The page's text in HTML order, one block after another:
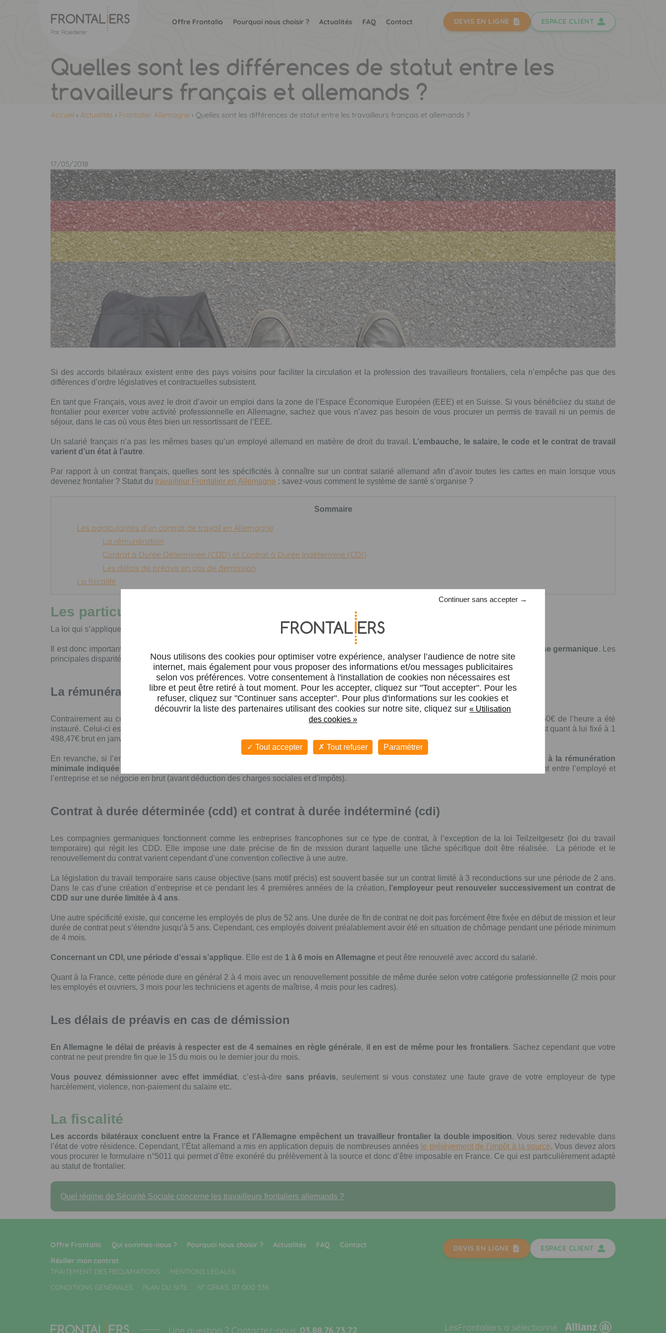
Offre Frontalio Pourquoi nous choisir ? Actualités FAQ Contact DEVIS EN LIGNE ESPACE CLIENT
Quelles sont les différences de statut entre les
travailleurs français et allemands ?
Accueil › Actualités › Frontalier Allemagne › Quelles sont les différences de statut entre les travailleurs français et allemands ?
17/05/2018
Si des accords bilatéraux existent entre des pays voisins pour faciliter la circulation et la profession des travailleurs frontaliers, cela n’empêche pas que des
différences d’ordre législatives et contractuelles subsistent.
En tant que Français, vous avez le droit d’avoir un emploi dans la zone de l’Espace Économique Européen (EEE) et en Suisse. Si vous bénéficiiez du statut de
frontalier pour exercer votre activité professionnelle en Allemagne, sachez que vous n’avez pas besoin de vous procurer un permis de travail ni un permis de
séjour, dans le cas où vous êtes bien un ressortissant de l’EEE.
Un salarié français n’a pas les mêmes bases qu’un employé allemand en matière de droit du travail. L’embauche, le salaire, le code et le contrat de travail
varient d’un état à l’autre.
Par rapport à un contrat français, quelles sont les spécificités à connaître sur un contrat salarié allemand afin d’avoir toutes les cartes en main lorsque vous
devenez frontalier ? Statut du travailleur Frontalier en Allemagne : savez-vous comment le système de santé s’organise ?
Sommaire
Les particularités d’un contrat de travail en Allemagne
La rémunération
Contrat à Durée Déterminée (CDD) et Contrat à Durée Indéterminé (CDI)
Les délais de préavis en cas de démission
La fiscalité
Les particularités d’un contrat de travail en Allemagne
La loi qui s’applique pour un frontalier exerçant une activité salariale en Allemagne et qui est domicilié en France, est la loi allemande.
Il est donc important pour un frontalier de s’informer des différences entre les deux pays avant d’accepter un poste dans une entreprise germanique. Les
principales disparités sont les suivantes :
la rémunération
Contrairement au code du travail français, avant 2015 il n’y avait pas de salaire minimum établi. Mais depuis, un salaire minimum de 8,50€ de l’heure a été
instauré. Celui-ci est passé à 8,84€ par heure en 2018. En France, le Salaire Minimum Interprofessionnel de Croissance (SMIC) mensuel est quant à lui fixé à 1
498,47€ brut en janvier 2018.
En revanche, si l’entreprise germanique est rattachée à des accords de branche, le minimum varie.
Votre salaire ne peut être inférieur à la rémunération
minimale indiquée dans la convention collective
qui concerne le secteur d’activité de la société. La rémunération se fait individuellement entre l’employé et
l’entreprise et se négocie en brut (avant déduction des charges sociales et d’impôts).
contrat à durée déterminée (cdd) et contrat à durée indéterminé (cdi)
Les compagnies germaniques fonctionnent comme les entreprises francophones sur ce type de contrat, à l’exception de la loi Teilzeitgesetz (loi du travail
temporaire) qui régit les CDD. Elle impose une date précise de fin de mission durant laquelle une tâche spécifique doit être réalisée. La période et le
renouvellement du contrat varient cependant d’une convention collective à une autre.
La législation du travail temporaire sans cause objective (sans motif précis) est souvent basée sur un contrat limité à 3 reconductions sur une période de 2 ans.
Dans le cas d’une création d’entreprise et ce pendant les 4 premières années de la création,
l’employeur peut renouveler successivement un contrat de
CDD sur une durée limitée à 4 ans.
Une autre spécificité existe, qui concerne les employés de plus de 52 ans. Une durée de fin de contrat ne doit pas forcément être fixée en début de mission et leur
durée de contrat peut s’étendre jusqu’à 5 ans. Cependant, ces employés doivent préalablement avoir été en situation de chômage pendant une période minimum
de 4 mois.
Concernant un CDI, une période d’essai s’applique. Elle est de 1 à 6 mois en Allemagne et peut être renouvelé avec accord du salarié.
Quant à la France, cette période dure en général 2 à 4 mois avec un renouvellement possible de même durée selon votre catégorie professionnelle (2 mois pour
les employés et ouvriers, 3 mois pour les techniciens et agents de maîtrise, 4 mois pour les cadres).
les délais de préavis en cas de démission
En Allemagne le délai de préavis à respecter est de 4 semaines en règle générale, il en est de même pour les frontaliers. Sachez cependant que votre
contrat ne peut prendre fin que le 15 du mois ou le dernier jour du mois.
Vous pouvez démissionner avec effet immédiat, c’est-à-dire sans préavis, seulement si vous constatez une faute grave de votre employeur de type
harcèlement, violence, non-paiement du salaire etc.
La fiscalité
Les accords bilatéraux concluent entre la France et l’Allemagne empêchent un travailleur frontalier la double imposition. Vous serez redevable dans
l’état de votre résidence. Cependant, l’État allemand a mis en application depuis de nombreuses années le prélèvement de l’impôt à la source. Vous devez alors
vous procurer le formulaire n°5011 qui permet d’être exonéré du prélèvement à la source et donc d’être imposable en France. Ce qui est particulièrement adapté
au statut de frontalier.
Quel régime de Sécurité Sociale concerne les travailleurs frontaliers allemands ?
Offre Frontalio Qui sommes-nous ? Pourquoi nous choisir ? Actualités FAQ
Contact
Résilier mon contrat
TRAITEMENT DES RÉCLAMATIONS
MENTIONS LÉGALES
CONDITIONS GÉNÉRALES
PLAN DU SITE N° ORIAS: 07 000 336
DEVIS EN LIGNE ESPACE CLIENT
Une question ? Contactez-nous. 03.88.76.73.72 LesFrontaliers a sélectionné
Nous utilisons des cookies pour optimiser votre expérience, analyser l’audience de notre site
internet, mais également pour vous proposer des informations et/ou messages publicitaires
selon vos préférences. Votre consentement à l'installation de cookies non nécessaires est
libre et peut être retiré à tout moment. Pour les accepter, cliquez sur "Tout accepter". Pour les
refuser, cliquez sur "Continuer sans accepter". Pour plus d'informations sur les cookies et
découvrir la liste des partenaires utilisant des cookies sur notre site, cliquez sur« Utilisation
des cookies »
Tout accepter Tout refuser Paramétrer